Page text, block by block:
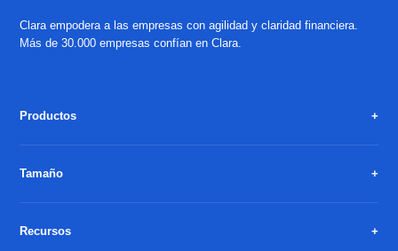
Clara empodera a las empresas con agilidad y claridad financiera.
Más de 30.000 empresas confían en Clara.
Productos
Tamaño
Recursos